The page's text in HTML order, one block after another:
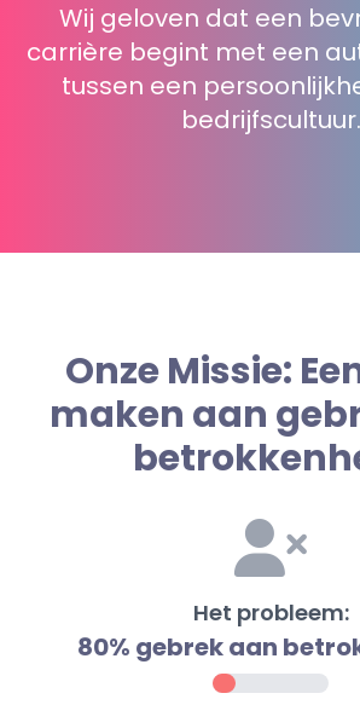
Wij geloven dat een
carrière begint met een
tussen een
bedrijfscultuur.
Onze Missie:
maken aan
Het probleem:
80% gebrek aan